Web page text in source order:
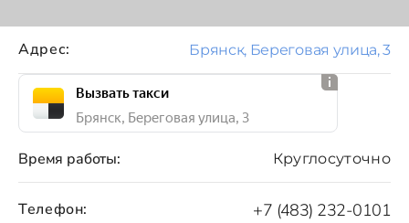
Время работы: Круглосуточно
Телефон:
+7 (483) 232-0101
Адрес: Брянск, Береговая улица, 3
Вызвать такси
Брянск, Береговая улица, 3